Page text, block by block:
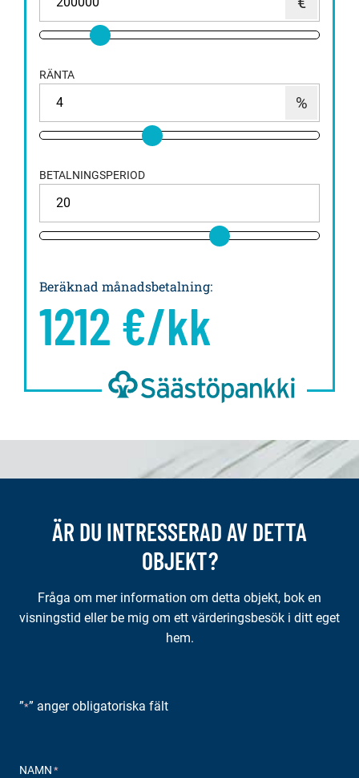
RÄNTA
BETALNINGSPERIOD
Beräknad månadsbetalning:
1212 €/kk
ÄR DU INTRESSERAD AV DETTA
OBJEKT?
Fråga om mer information om detta objekt, bok en
visningstid eller be mig om ett värderingsbesök i ditt eget
hem.
”*” anger obligatoriska fält
NAMN *